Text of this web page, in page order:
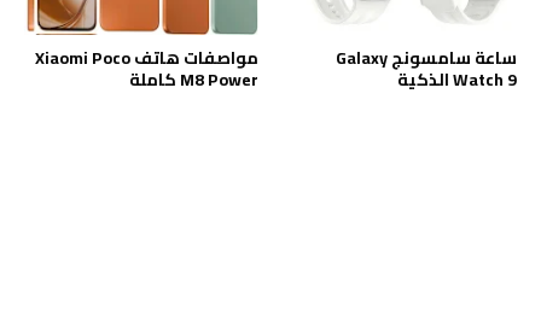
ساعة سامسونج Galaxy
Watch 9 الذكية
مواصفات هاتف Xiaomi Poco
M8 Power كاملة